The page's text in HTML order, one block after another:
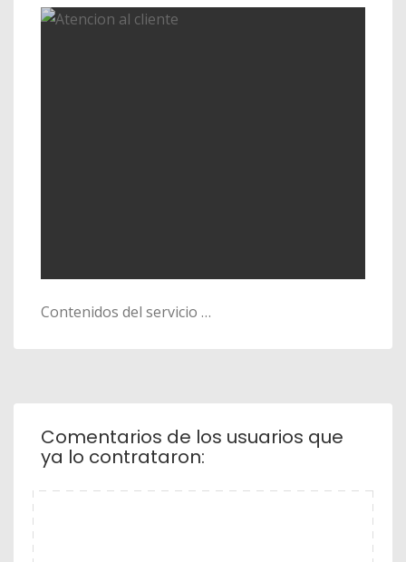
Contenidos del servicio …
Comentarios de los usuarios que
ya lo contrataron: